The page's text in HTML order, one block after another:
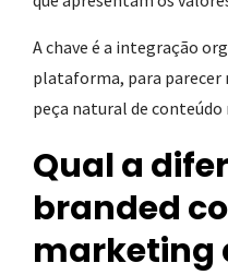
A chave é a integração
plataforma, para parecer
peça natural de conteúdo
Qual a
branded
marketing